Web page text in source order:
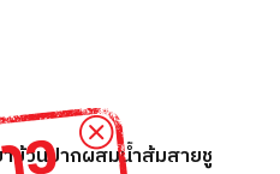
บ้วนปากผสมน้ำส้มสายชู